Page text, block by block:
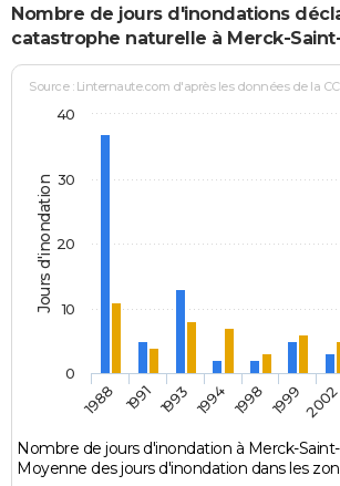
Nombre de jours d'inondations
catastrophe naturelle à Merck-
Jours d'inondation
Source : Linternaute.com d'après les données de la
Nombre de jours d'inondation à Merck-
Moyenne des jours d'inondation dans les
1988 1991 1993 1994 1998 19992002
0
10
20
30
40